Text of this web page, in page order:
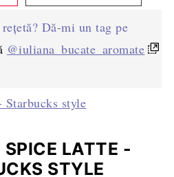
Dă-mi un tag pe
@iuliana_bucate_aromate